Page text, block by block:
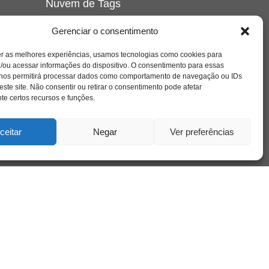
Gerenciar o consentimento
as melhores experiências, usamos tecnologias como cookies para
ou acessar informações do dispositivo. O consentimento para essas
permitirá processar dados como comportamento de navegação ou IDs
site. Não consentir ou retirar o consentimento pode afetar
certos recursos e funções.
Negar Ver preferências
Nuvem de Tags
crianca cuidado cultura depressao
educação família filme
freud infância insight jung liberdade livro
loucura luto maternidade
psicologia relato